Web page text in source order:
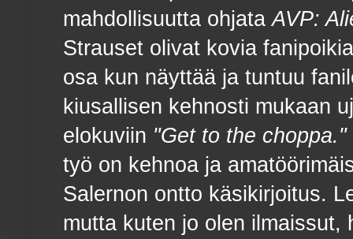
mahdollisuutta ohjataAVP:
Strauset olivat kovia
osa kun näyttää ja tuntuu
kiusallisen kehnosti mukaan
elokuviin "Get to the choppa."
työ on kehnoa ja
Salernon ontto käsikirjoitus.
mutta kuten jo olen ilmaissut,